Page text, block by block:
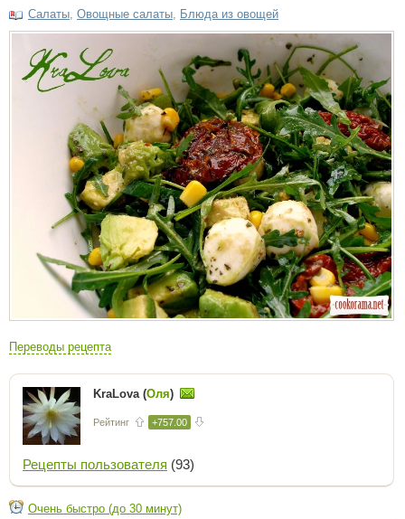
Салаты Овощные салаты Блюда из овощей
Переводы рецепта
KraLova (Оля)
Рейтинг +757.00
Рецепты пользователя (93)
Очень быстро (до 30 минут)